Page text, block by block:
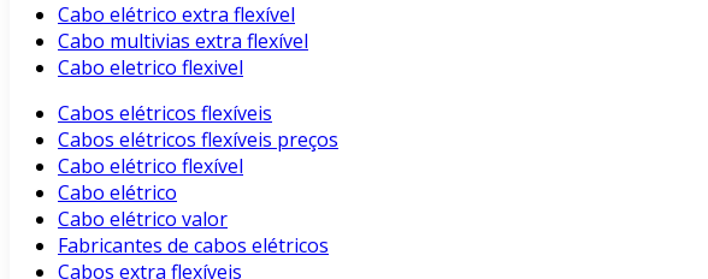
Cabo elétrico extra flexível
Cabo multivias extra flexível
Cabo eletrico flexivel
Cabos elétricos flexíveis
Cabos elétricos flexíveis preços
Cabo elétrico flexível
Cabo elétrico
Cabo elétrico valor
Fabricantes de cabos elétricos
Cabos extra flexíveis